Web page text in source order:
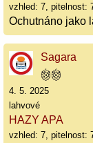
vzhled: 7, pitelnost:
Ochutnáno jako
Sagara
4. 5. 2025
lahvové
HAZY APA
vzhled: 7, pitelnost: